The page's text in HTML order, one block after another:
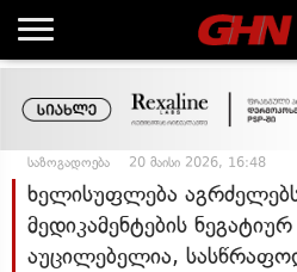
საზოგადოება 20 მაისი 2026, 16:48
ხელისუფლება
მედიკამენტების
აუცილებელია,